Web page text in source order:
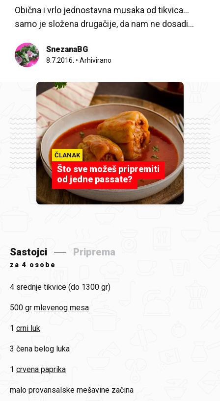
Obična i vrlo jednostavna musaka od tikvica...
samo je složena drugačije, da nam ne dosadi...
SnezanaBG
8.7.2016. • Arhivirano
ČLANAK
Što sve možeš pripremiti
od jedne passate?
Sastojci Priprema
za 4 osobe
4 srednje tikvice (do 1300 gr)
500 gr mlevenog mesa
1 crni luk
3 čena belog luka
1 crvena paprika
malo provansalske mešavine začina